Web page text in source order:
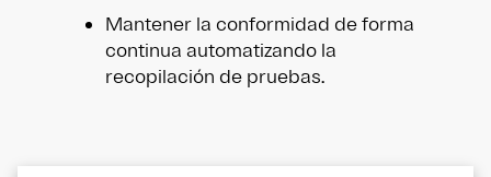
Mantener la conformidad de forma
continua automatizando la
recopilación de pruebas.